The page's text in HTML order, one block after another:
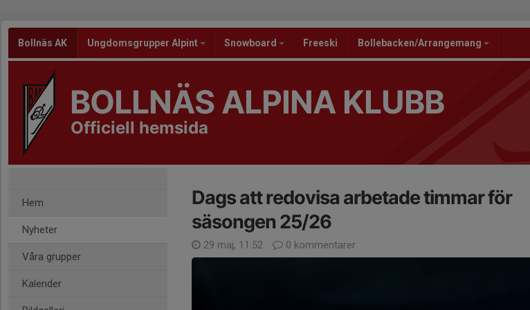
Bollnäs AK Ungdomsgrupper Alpint Snowboard Freeski Bollebacken/Arrangemang
BOLLNÄS ALPINA KLUBB
Officiell hemsida
Hem
Nyheter
Våra grupper
Kalender
Dags att redovisa arbetade timmar för
säsongen 25/26
29 maj, 11:52 0 kommentarer